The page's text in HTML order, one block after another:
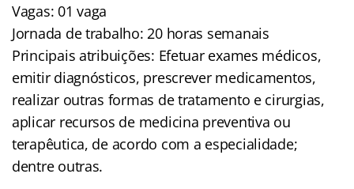
Vagas: 01 vaga
Jornada de trabalho: 20 horas semanais
Principais atribuições: Efetuar exames médicos,
emitir diagnósticos, prescrever medicamentos,
realizar outras formas de tratamento e cirurgias,
aplicar recursos de medicina preventiva ou
terapêutica, de acordo com a especialidade;
dentre outras.